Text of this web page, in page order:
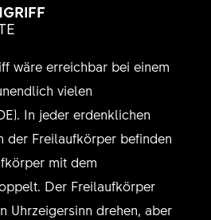
wäre erreichbar bei einem
vielen
In jeder erdenklichen
der Freilaufkörper befinden
mit dem
Der Freilaufkörper
Uhrzeigersinn drehen, aber